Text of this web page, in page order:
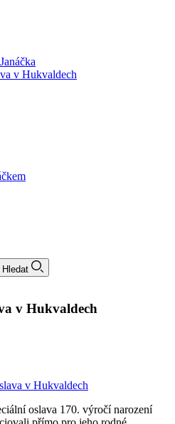
v Hukvaldech
Hledat
v Hukvaldech
oslava 170. výročí narození